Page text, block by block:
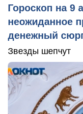
Гороскоп на 9
неожиданное
денежный
Звезды шепчут